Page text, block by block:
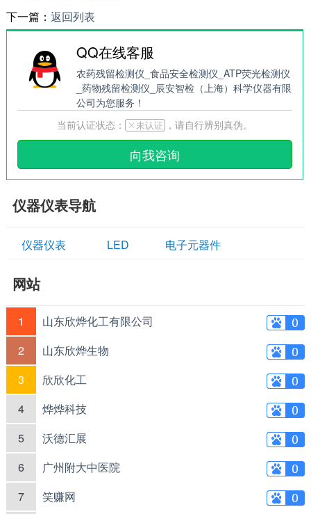
下一篇： 返回列表
QQ在线客服
农药残留检测仪_食品安全检测仪_ATP荧光检测仪
_药物残留检测仪_辰安智检（上海）科学仪器有限
公司为您服务！
当前认证状态：
ဆ未认证 ，请自行辨别真伪。
向我咨询
仪器仪表导航
仪器仪表 LED 电子元器件
网站
1
山东欣烨化工有限公司
2
山东欣烨生物
3
欣欣化工
4
烨烨科技
5
沃德汇展
6
广州附大中医院
7
笑赚网